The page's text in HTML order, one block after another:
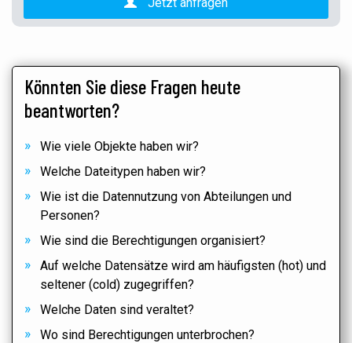
Könnten Sie diese Fragen heute
beantworten?
Wie viele Objekte haben wir?
Welche Dateitypen haben wir?
Wie ist die Datennutzung von Abteilungen und
Personen?
Wie sind die Berechtigungen organisiert?
Auf welche Datensätze wird am häufigsten (hot) und
seltener (cold) zugegriffen?
Welche Daten sind veraltet?
Wo sind Berechtigungen unterbrochen?